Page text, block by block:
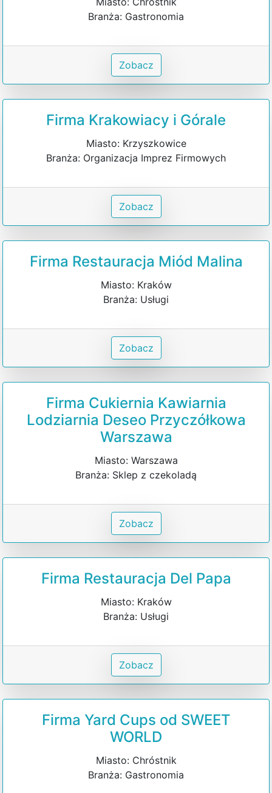
Branża: Gastronomia
Zobacz
Firma Krakowiacy i Górale
Miasto: Krzyszkowice
Branża: Organizacja Imprez Firmowych
Zobacz
Firma Restauracja Miód Malina
Miasto: Kraków
Branża: Usługi
Zobacz
Firma Cukiernia Kawiarnia
Lodziarnia Deseo Przyczółkowa
Warszawa
Miasto: Warszawa
Branża: Sklep z czekoladą
Zobacz
Firma Restauracja Del Papa
Miasto: Kraków
Branża: Usługi
Zobacz
Firma Yard Cups od SWEET
WORLD
Miasto: Chróstnik
Branża: Gastronomia